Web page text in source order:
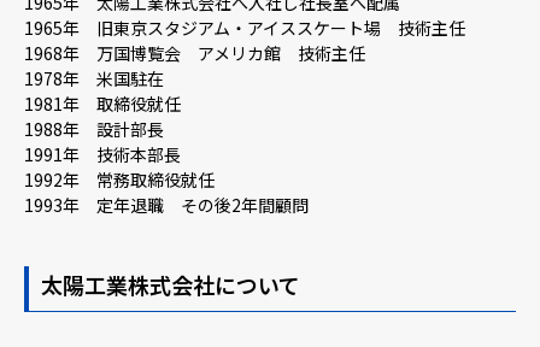
1965年 旧東京スタジアム・アイススケート場 技術主任
1968年 万国博覧会 アメリカ館 技術主任
1978年 米国駐在
1981年 取締役就任
1988年 設計部長
1991年 技術本部長
1992年 常務取締役就任
1993年 定年退職 その後2年間顧問
太陽工業株式会社について